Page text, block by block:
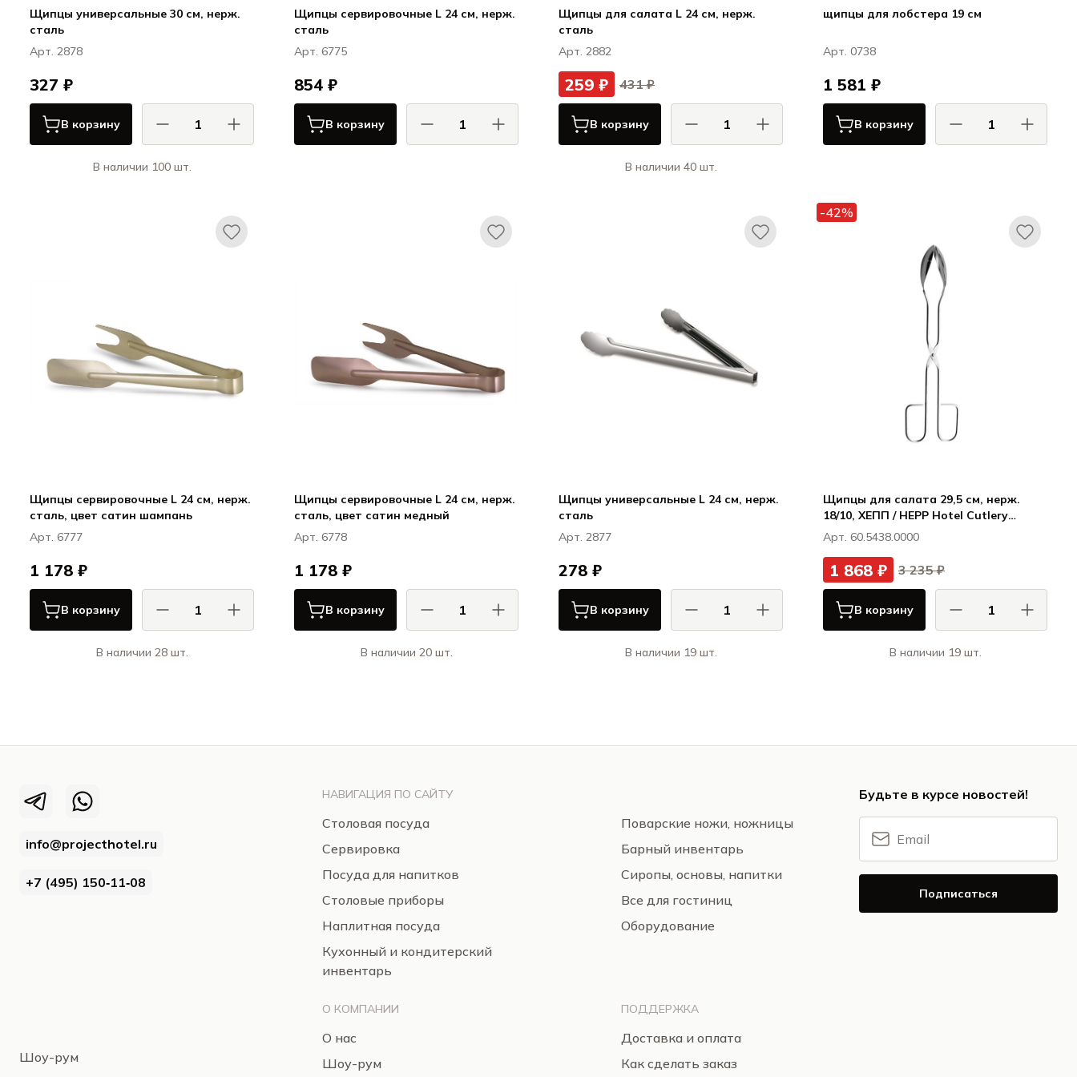
Щипцы универсальные 30 см, нерж.
сталь
Арт. 2878
327 ₽
В корзину
В наличии 100 шт.
Щипцы сервировочные L 24 см, нерж.
сталь
Арт. 6775
854 ₽
В корзину
Щипцы для салата L 24 см, нерж.
сталь
Арт. 2882
259 ₽ 431 ₽
В корзину
В наличии 40 шт.
щипцы для лобстера 19 см
Арт. 0738
1 581 ₽
В корзину
Щипцы сервировочные L 24 см, нерж.
сталь, цвет сатин шампань
Арт. 6777
1 178 ₽
В корзину
В наличии 28 шт.
Щипцы сервировочные L 24 см, нерж.
сталь, цвет сатин медный
Арт. 6778
1 178 ₽
В корзину
В наличии 20 шт.
Щипцы универсальные L 24 см, нерж.
сталь
Арт. 2877
278 ₽
В корзину
В наличии 19 шт.
-42%
Щипцы для салата 29,5 см, нерж.
18/10, ХЕПП / HEPP Hotel Cutlery
addition pieces
Арт. 60.5438.0000
1 868 ₽ 3 235 ₽
В корзину
В наличии 19 шт.
info@projecthotel.ru
+7 (495) 150‑11‑08
Шоу-рум
НАВИГАЦИЯ ПО САЙТУ
Столовая посуда
Сервировка
Посуда для напитков
Столовые приборы
Наплитная посуда
Кухонный и кондитерский
инвентарь
Поварские ножи, ножницы
Барный инвентарь
Сиропы, основы, напитки
Все для гостиниц
Оборудование
О КОМПАНИИ
О нас
Шоу-рум
ПОДДЕРЖКА
Доставка и оплата
Как сделать заказ
Будьте в курсе новостей!
Подписаться